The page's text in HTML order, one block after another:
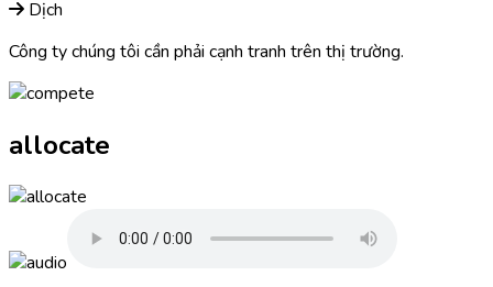
Dịch
Công ty chúng tôi cần phải cạnh tranh trên thị trường.
allocate